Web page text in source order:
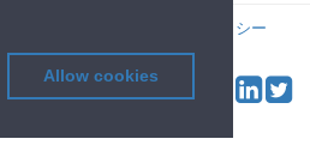
Allow cookies
プライバシーポリシー
Social & Feed: